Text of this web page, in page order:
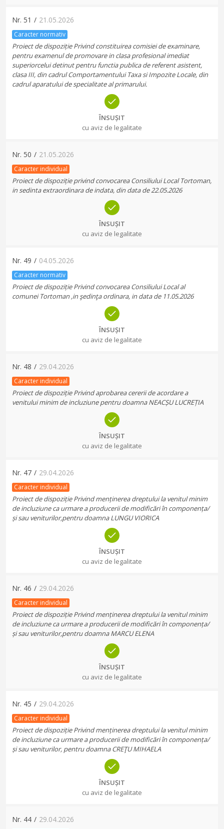
Nr. 51 / 21.05.2026
Caracter normativ
Proiect de dispoziție Privind constituirea comisiei de examinare,
pentru examenul de promovare in clasa profesional imediat
superiorcelui detinut pentru functia publica de referent asistent,
clasa III, din cadrul Comportamentului Taxa si Impozite Locale, din
cadrul aparatului de specialitate al primarului.
ÎNSUȘIT
cu aviz de legalitate
Nr. 50 / 21.05.2026
Caracter individual
Proiect de dispoziție privind convocarea Consiliului Local Tortoman,
in sedinta extraordinara de indata, din data de 22.05.2026
ÎNSUȘIT
cu aviz de legalitate
Nr. 49 / 04.05.2026
Caracter normativ
Proiect de dispoziție Privind convocarea Consiliului Local al
comunei Tortoman ,in şedinţa ordinara, in data de 11.05.2026
ÎNSUȘIT
cu aviz de legalitate
Nr. 48 / 29.04.2026
Caracter individual
Proiect de dispoziție Privind aprobarea cererii de acordare a
venitului minim de incluziune pentru doamna NEACȘU LUCREȚIA
ÎNSUȘIT
cu aviz de legalitate
Nr. 47 / 29.04.2026
Caracter individual
Proiect de dispoziție Privind menținerea dreptului la venitul minim
de incluziune ca urmare a producerii de modificări în componența/
și sau veniturilor,pentru doamna LUNGU VIORICA
ÎNSUȘIT
cu aviz de legalitate
Nr. 46 / 29.04.2026
Caracter individual
Proiect de dispoziție Privind menținerea dreptului la venitul minim
de incluziune ca urmare a producerii de modificări în componența/
și sau veniturilor,pentru doamna MARCU ELENA
ÎNSUȘIT
cu aviz de legalitate
Nr. 45 / 29.04.2026
Caracter individual
Proiect de dispoziție Privind menținerea dreptului la venitul minim
de incluziune ca urmare a producerii de modificări în componența/
și sau veniturilor, pentru doamna CREŢU MIHAELA
ÎNSUȘIT
cu aviz de legalitate
Nr. 44 / 29.04.2026